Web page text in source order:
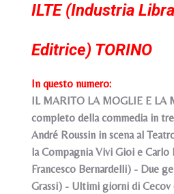
ILTE (Industria
Editrice) TORINO
In questo numero:
IL MARITO LA MOGLIE E LA
completo della commedia in
André Roussin in scena al
la Compagnia Vivi Gioi e
Francesco Bernardelli) - Due
Grassi) - Ultimi giorni di